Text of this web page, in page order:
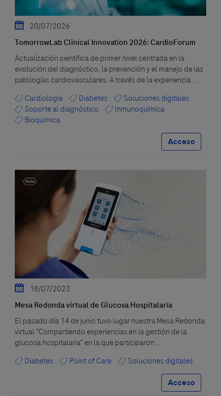
20/07/2026
TomorrowLab Clinical Innovation 2026: CardioForum
Actualización científica de primer nivel centrada en la
evolución del diagnóstico, la prevención y el manejo de las
patologías cardiovasculares. A través de la experiencia...
Cardiología
Diabetes
Soluciones digitales
Soporte al diagnóstico
Inmunoquímica
Bioquímica
Acceso
18/07/2023
Mesa Redonda virtual de Glucosa Hospitalaria
El pasado día 14 de junio tuvo lugar nuestra Mesa Redonda
virtual “Compartiendo experiencias en la gestión de la
glucosa hospitalaria” en la que participaron...
Diabetes
Point of Care
Soluciones digitales
Acceso